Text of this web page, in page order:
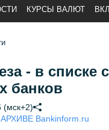
КУРСЫ ВАЛЮТ
- в списке
банков
(мск+2)
Bankinform.ru